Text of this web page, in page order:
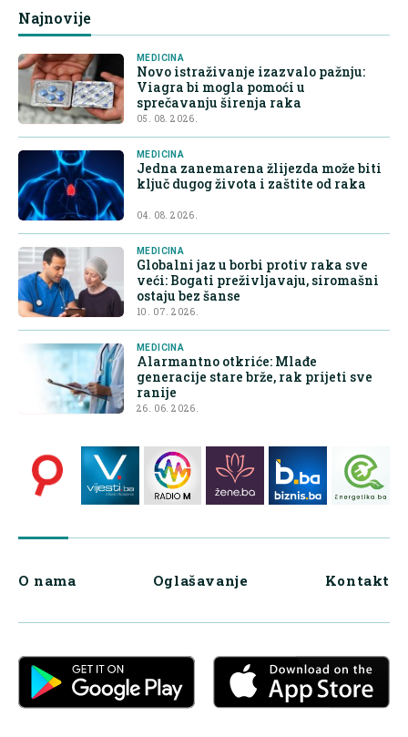
Najnovije
MEDICINA
Novo istraživanje izazvalo pažnju:
Viagra bi mogla pomoći u
sprečavanju širenja raka
05. 08. 2026.
MEDICINA
Jedna zanemarena žlijezda može biti
ključ dugog života i zaštite od raka
04. 08. 2026.
MEDICINA
Globalni jaz u borbi protiv raka sve
veći: Bogati preživljavaju, siromašni
ostaju bez šanse
10. 07. 2026.
MEDICINA
Alarmantno otkriće: Mlađe
generacije stare brže, rak prijeti sve
ranije
26. 06. 2026.
O nama Oglašavanje Kontakt